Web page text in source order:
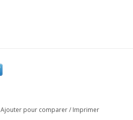
Ajouter pour comparer/ Imprimer